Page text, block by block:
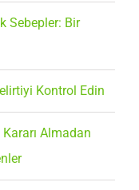
Sebepler: Bir
Kontrol Edin
Almadan